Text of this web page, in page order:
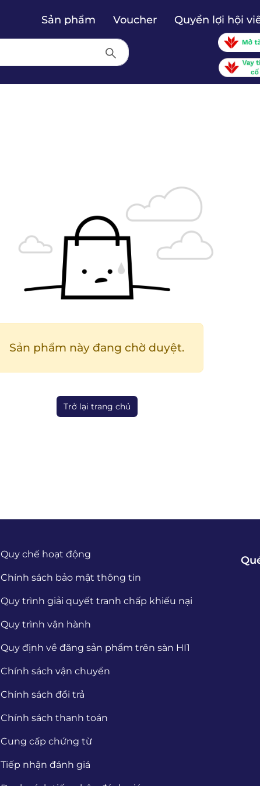
Sản phẩm Voucher Quyền lợi hội
Sản phẩm này đang chờ duyệt.
Trở lại trang chủ
Quy chế hoạt động
Chính sách bảo mật thông tin
Quy trình giải quyết tranh chấp khiếu nại
Quy trình vận hành
Quy định về đăng sản phẩm trên sàn HI1
Chính sách vận chuyển
Chính sách đổi trả
Chính sách thanh toán
Cung cấp chứng từ
Tiếp nhận đánh giá